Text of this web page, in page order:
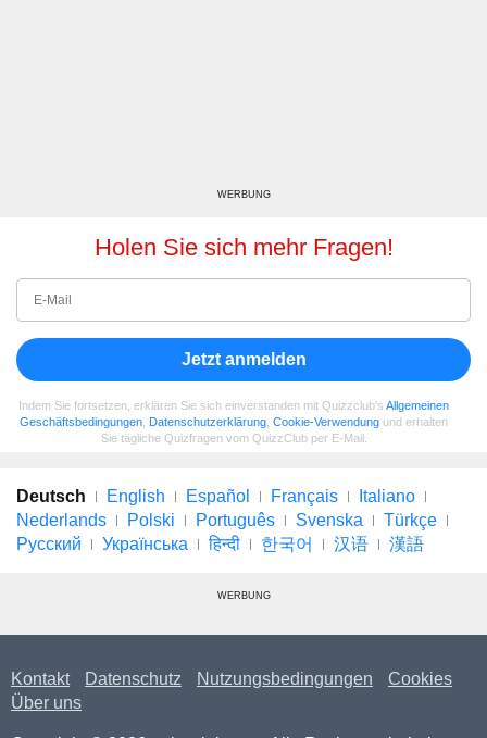
WERBUNG
Holen Sie sich mehr Fragen!
Jetzt anmelden
Indem Sie fortsetzen, erklären Sie sich einverstanden mit Quizzclub's Allgemeinen
Geschäftsbedingungen Datenschutzerklärung Cookie-Verwendung und erhalten
Sie tägliche Quizfragen vom QuizzClub per E-Mail.
Deutsch English Español Français
Italiano
Nederlands
Polski Português Svenska
Türkçe
Русский
Українська हिन्दी 한국어 汉语 漢語
WERBUNG
Kontakt Datenschutz Nutzungsbedingungen
Cookies
Über uns